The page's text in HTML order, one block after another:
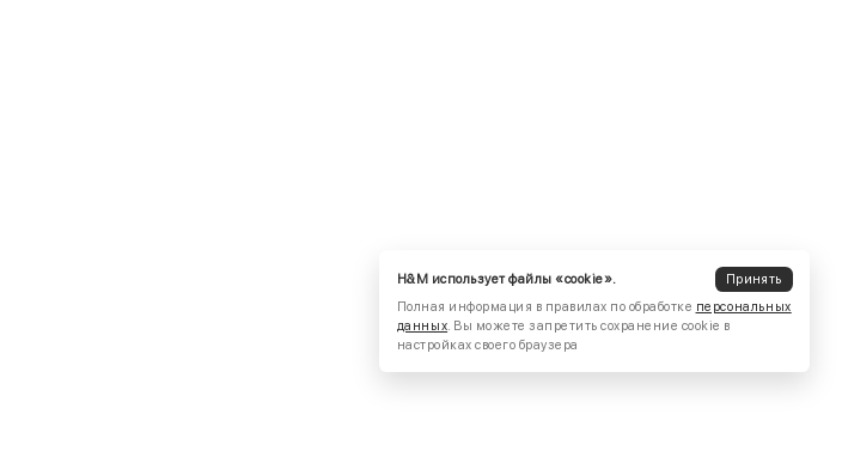
H&M использует файлы «cookie».
Принять
Полная информация в правилах по обработке персональных
данных. Вы можете запретить сохранение cookie в
настройках своего браузера